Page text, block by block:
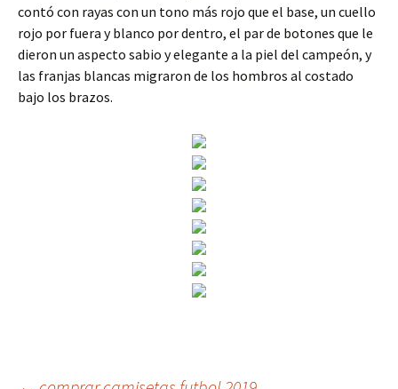
contó con rayas con un tono más rojo que el base, un cuello
rojo por fuera y blanco por dentro, el par de botones que le
dieron un aspecto sabio y elegante a la piel del campeón, y
las franjas blancas migraron de los hombros al costado
bajo los brazos.